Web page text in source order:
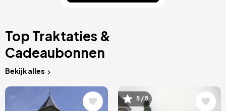
Top Traktaties &
Cadeaubonnen
Bekijk alles
Afbeelding Afbeelding
5 / 5